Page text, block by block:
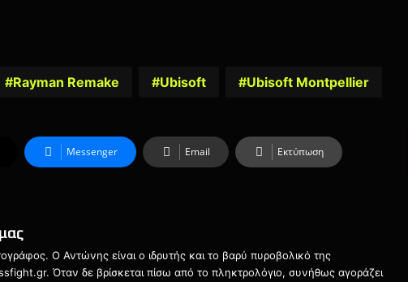
Rayman Remake Ubisoft Ubisoft Montpellier
Messenger Email Εκτύπωση
Ο Αντώνης είναι ο ιδρυτής και το βαρύ πυροβολικό της
Όταν δε βρίσκεται πίσω από το πληκτρολόγιο, συνήθως αγοράζει